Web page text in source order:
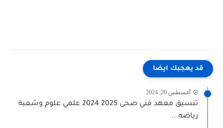
قد يعجبك ايضا
أغسطس 20, 2024
تنسيق معهد فني صحى 2025 2024 علمي علوم وشعبة
رياضه...